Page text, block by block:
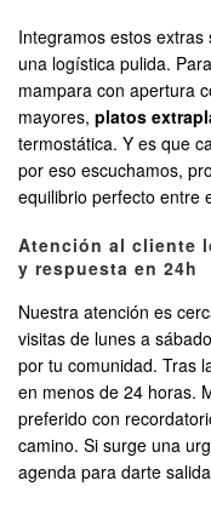
Integramos estos
una logística pulida.
mampara con apertura
mayores, platos
termostática. Y es que
por eso escuchamos,
equilibrio perfecto entre
Atención al cliente
y respuesta en 24h
Nuestra atención es
visitas de lunes a
por tu comunidad. Tras
en menos de 24 horas.
preferido con
camino. Si surge una
agenda para darte